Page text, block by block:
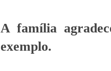
A família
exemplo.